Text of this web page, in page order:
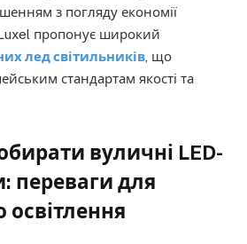
з погляду економії
Luxel пропонує широкий
лед світильників , що
стандартам якості та
вуличні LED-
переваги для
освітлення